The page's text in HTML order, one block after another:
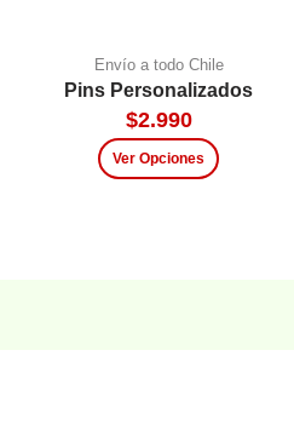
Envío a todo Chile
Pins Personalizados
$2.990
Ver Opciones